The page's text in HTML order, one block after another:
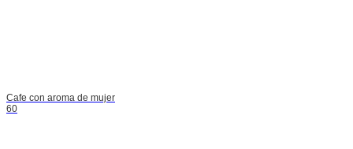
Cafe con aroma de mujer
60